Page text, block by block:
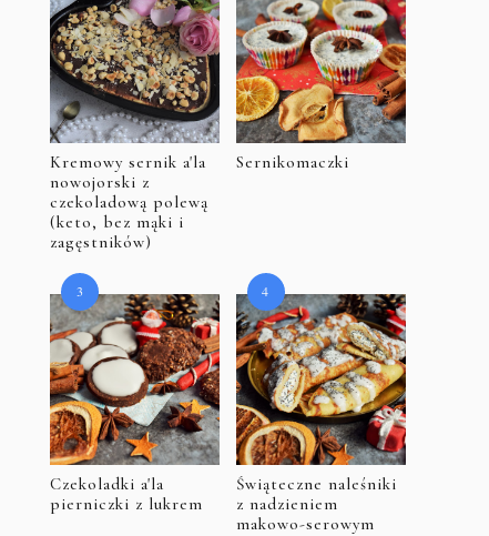
Kremowy sernik a'la
nowojorski z
czekoladową polewą
(keto, bez mąki i
zagęstników)
Sernikomaczki
Czekoladki a'la
pierniczki z lukrem
Świąteczne naleśniki
z nadzieniem
makowo-serowym